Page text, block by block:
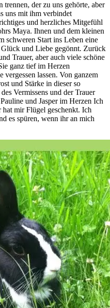
der zu uns gehörte, aber
uns mit ihm verbindet
und herzliches Mitgefühl
Maya. Ihnen und dem kleinen
schweren Start ins Leben eine
und Liebe gegönnt. Zurück
Trauer, aber auch viele schöne
ganz tief im Herzen
lassen. Von ganzem
und Stärke in dieser so
Vermissens und der Trauer
und Jasper im Herzen Ich
hat mir Flügel geschenkt. Ich
es spüren, wenn ihr an mich